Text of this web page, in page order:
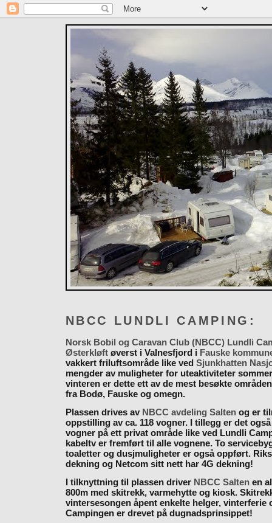
NBCC LUNDLI CAMPING:
Norsk Bobil og Caravan Club (NBCC) Lundli
Østerkløftøverst i Valnesfjord i Fauske
vakkert friluftsområde like ved Sjunkhatten
mengder av muligheter for uteaktiviteter
vinteren er dette ett av de mest besøkte
fra Bodø, Fauske og omegn.
Plassen drives av NBCC avdeling Saltenog er
oppstilling av ca. 118 vogner. I tillegg er det
vogner på ett privat område like ved Lundli
kabeltv er fremført til alle vognene. To
toaletter og dusjmuligheter er også oppført.
dekning og Netcom sitt nett har 4G dekning!
I tilknyttning til plassen driver NBCC Saltenen
800m med skitrekk, varmehytte og kiosk.
vintersesongen åpent enkelte helger, vinterferie
Campingen er drevet på dugnadsprinsippet!